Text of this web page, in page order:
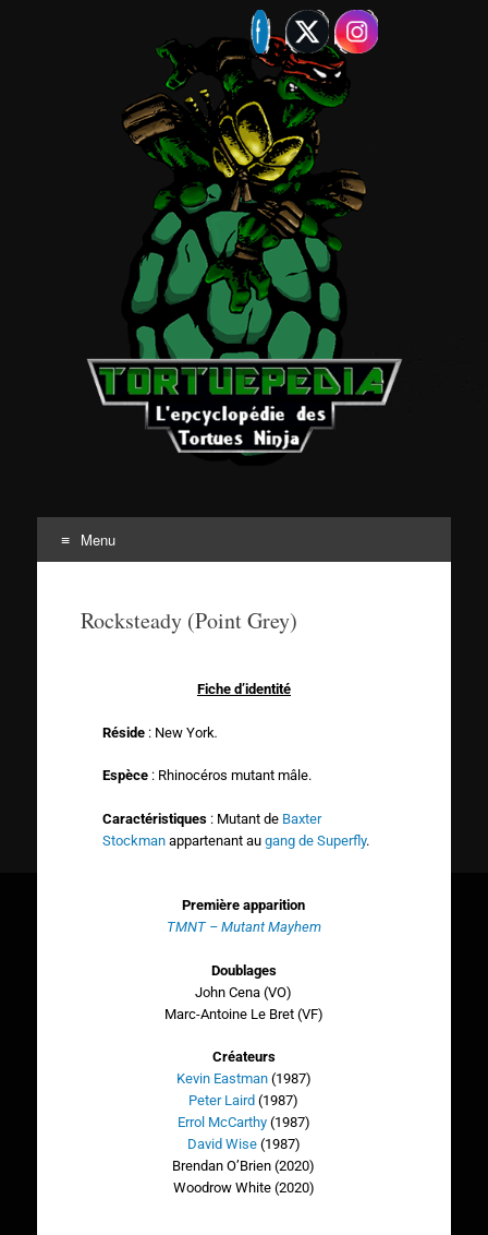
Menu
Rocksteady (Point Grey)
Fiche d’identité
Réside : New York.
Espèce: Rhinocéros mutant mâle.
Caractéristiques : Mutant de Baxter
Stockmanappartenant au gang de Superfly.
Première apparition
TMNT – Mutant Mayhem
Doublages
John Cena (VO)
Marc-Antoine Le Bret (VF)
Créateurs
Kevin Eastman(1987)
Peter Laird (1987)
Errol McCarthy(1987)
David Wise(1987)
Brendan O’Brien (2020)
Woodrow White (2020)